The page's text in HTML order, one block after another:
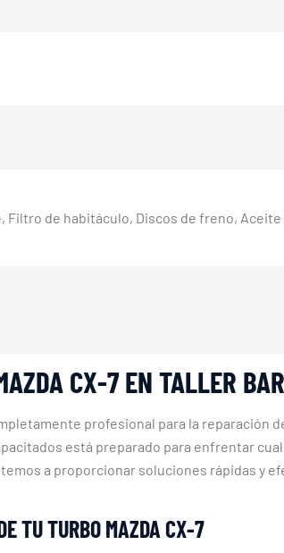
de habitáculo, Discos de freno,
CX-7 EN TALLER
profesional para la reparación
está preparado para enfrentar
a proporcionar soluciones rápidas y
TU TURBO MAZDA CX-7